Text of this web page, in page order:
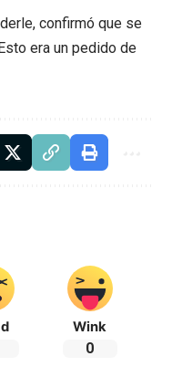
confirmó que se
era un pedido de
Wink
0